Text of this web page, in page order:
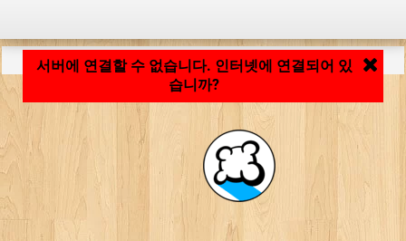
서버에 연결할 수 없습니다. 인터넷에 연결되어 있
습니까?
응용 프로그램 로딩 중... ...